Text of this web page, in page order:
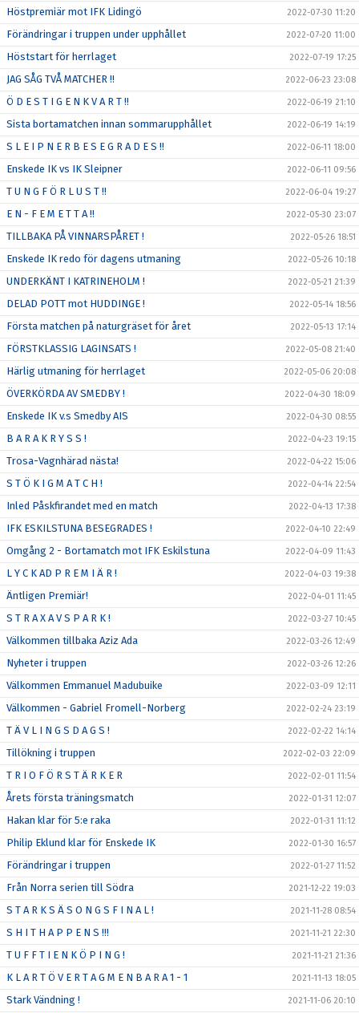
Höstpremiär mot IFK Lidingö 2022-07-30 11:20
Förändringar i truppen under upphållet 2022-07-20 11:00
Höststart för herrlaget 2022-07-19 17:25
JAG SÅG TVÅ MATCHER !! 2022-06-23 23:08
Ö D E S T I G E N K V A R T !! 2022-06-19 21:10
Sista bortamatchen innan sommarupphållet 2022-06-19 14:19
S L E I P N E R B E S E G R A D E S !! 2022-06-11 18:00
Enskede IK vs IK Sleipner 2022-06-11 09:56
T U N G F Ö R L U S T !! 2022-06-04 19:27
E N - F E M E T T A !! 2022-05-30 23:07
TILLBAKA PÅ VINNARSPÅRET ! 2022-05-26 18:51
Enskede IK redo för dagens utmaning 2022-05-26 10:18
UNDERKÄNT I KATRINEHOLM ! 2022-05-21 21:39
DELAD POTT mot HUDDINGE ! 2022-05-14 18:56
Första matchen på naturgräset för året 2022-05-13 17:14
FÖRSTKLASSIG LAGINSATS ! 2022-05-08 21:40
Härlig utmaning för herrlaget 2022-05-06 20:08
ÖVERKÖRDA AV SMEDBY ! 2022-04-30 18:09
Enskede IK v.s Smedby AIS 2022-04-30 08:55
B A R A K R Y S S ! 2022-04-23 19:15
Trosa-Vagnhärad nästa! 2022-04-22 15:06
S T Ö K I G M A T C H ! 2022-04-14 22:54
Inled Påskfirandet med en match 2022-04-13 17:38
IFK ESKILSTUNA BESEGRADES ! 2022-04-10 22:49
Omgång 2 - Bortamatch mot IFK Eskilstuna 2022-04-09 11:43
L Y C K AD P R E M I Ä R ! 2022-04-03 19:38
Äntligen Premiär! 2022-04-01 11:45
S T R A X A V S P A R K ! 2022-03-27 10:45
Välkommen tillbaka Aziz Ada 2022-03-26 12:49
Nyheter i truppen 2022-03-26 12:26
Välkommen Emmanuel Madubuike 2022-03-09 12:11
Välkommen - Gabriel Fromell-Norberg 2022-02-24 23:19
T Ä V L I N G S D A G S ! 2022-02-22 14:14
Tillökning i truppen 2022-02-03 22:09
T R I O F Ö R S T Ä R K E R 2022-02-01 11:54
Årets första träningsmatch 2022-01-31 12:07
Hakan klar för 5:e raka 2022-01-31 11:12
Philip Eklund klar för Enskede IK 2022-01-30 16:57
Förändringar i truppen 2022-01-27 11:52
Från Norra serien till Södra 2021-12-22 19:03
S T A R K S Ä S O N G S F I N A L ! 2021-11-28 08:54
S H I T H A P P E N S !!! 2021-11-21 22:30
T U F F T I E N K Ö P I N G ! 2021-11-21 21:36
K L A R T Ö V E R T A G M E N B A R A 1 - 1 2021-11-13 18:05
Stark Vändning ! 2021-11-06 20:10